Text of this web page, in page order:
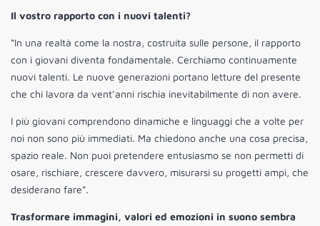
Il vostro rapporto con i nuovi talenti?
“In una realtà come la nostra, costruita sulle persone, il rapporto
con i giovani diventa fondamentale. Cerchiamo continuamente
nuovi talenti. Le nuove generazioni portano letture del presente
che chi lavora da vent’anni rischia inevitabilmente di non avere.
I più giovani comprendono dinamiche e linguaggi che a volte per
noi non sono più immediati. Ma chiedono anche una cosa precisa,
spazio reale. Non puoi pretendere entusiasmo se non permetti di
osare, rischiare, crescere davvero, misurarsi su progetti ampi, che
desiderano fare”.
Trasformare immagini, valori ed emozioni in suono sembra